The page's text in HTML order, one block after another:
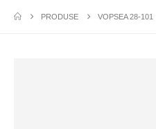
PRODUSE VOPSEA 28-101